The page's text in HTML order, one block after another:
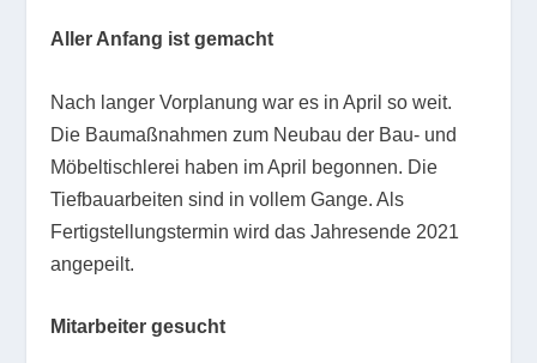
Aller Anfang ist gemacht
Nach langer Vorplanung war es in April so weit.
Die Baumaßnahmen zum Neubau der Bau- und
Möbeltischlerei haben im April begonnen. Die
Tiefbauarbeiten sind in vollem Gange. Als
Fertigstellungstermin wird das Jahresende 2021
angepeilt.
Mitarbeiter gesucht